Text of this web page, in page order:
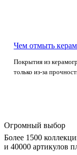
Чем отмыть
Покрытия из
только из-за
Огромный выбор
Более 1500
и 40000 артикулов